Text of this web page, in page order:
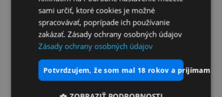
sami určiť, ktoré cookies je možné
spracovávať, poprípade ich používanie
zakázať. Zásady ochrany osobných údajov
Zásady ochrany osobných údajov
potvrdzujem, že som mal 18 rokov a prijímam